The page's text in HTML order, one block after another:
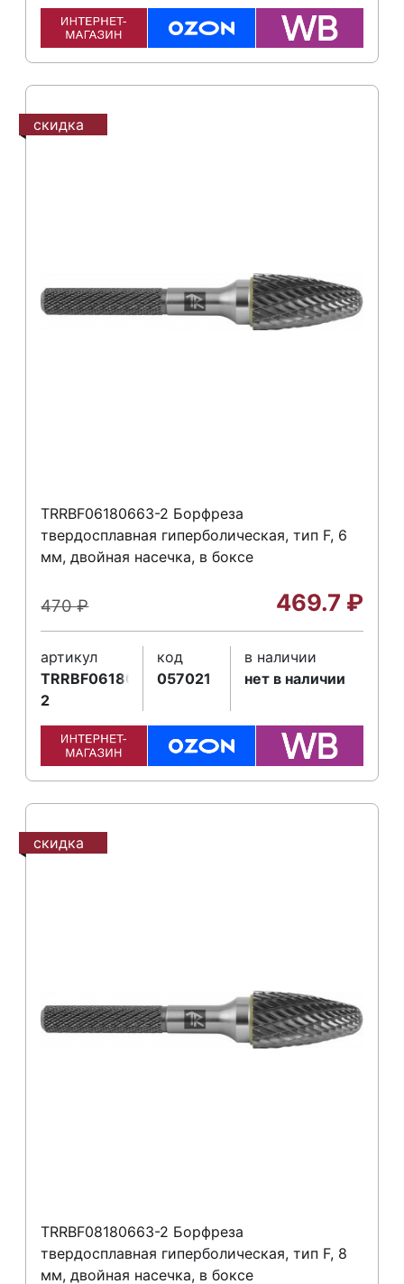
скидка
TRRBF06180663-2 Борфреза
твердосплавная гиперболическая, тип F, 6
мм, двойная насечка, в боксе
470₽ 469.7 ₽
артикул
TRRBF06180663-
2
код
057021
в наличии
нет в наличии
скидка
TRRBF08180663-2 Борфреза
твердосплавная гиперболическая, тип F, 8
мм, двойная насечка, в боксе